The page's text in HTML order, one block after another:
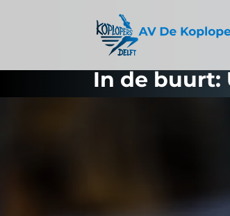
In de buurt: